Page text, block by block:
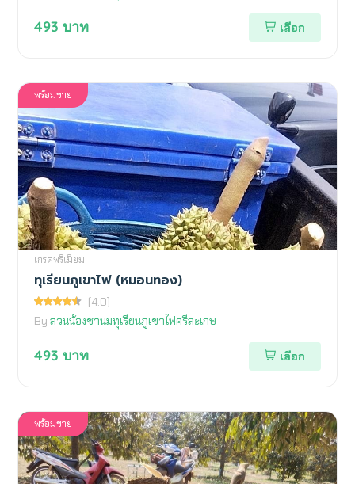
493 บาท เลือก
พร้อมขาย
เกรดพรีเมี่ยม
ทุเรียนภูเขาไฟ (หมอนทอง)
(4.0)
By สวนน้องชานมทุเรียนภูเขาไฟศรีสะเกษ
493 บาท เลือก
พร้อมขาย